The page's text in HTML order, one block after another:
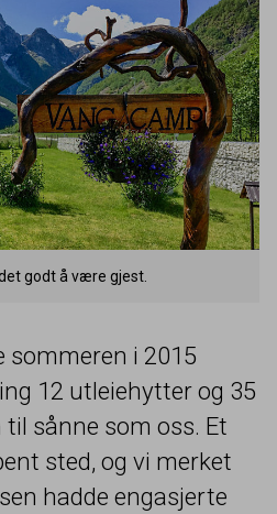
godt å være gjest.
sommeren i 2015
12 utleiehytter og 35
sånne som oss. Et
sted, og vi merket
hadde engasjerte